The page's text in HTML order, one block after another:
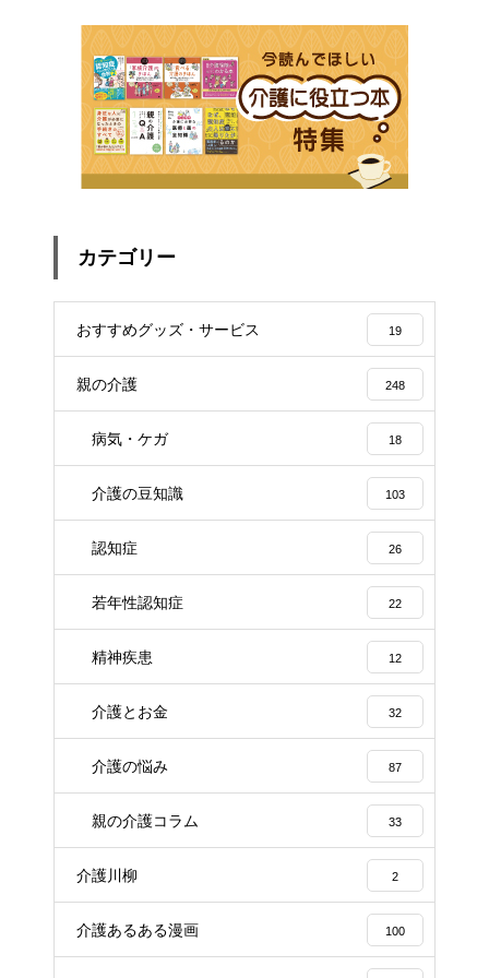
カテゴリー
おすすめグッズ・サービス 19
親の介護 248
病気・ケガ 18
介護の豆知識 103
認知症 26
若年性認知症 22
精神疾患 12
介護とお金 32
介護の悩み 87
親の介護コラム 33
介護川柳 2
介護あるある漫画 100